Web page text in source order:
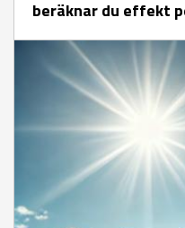
beräknar du effekt